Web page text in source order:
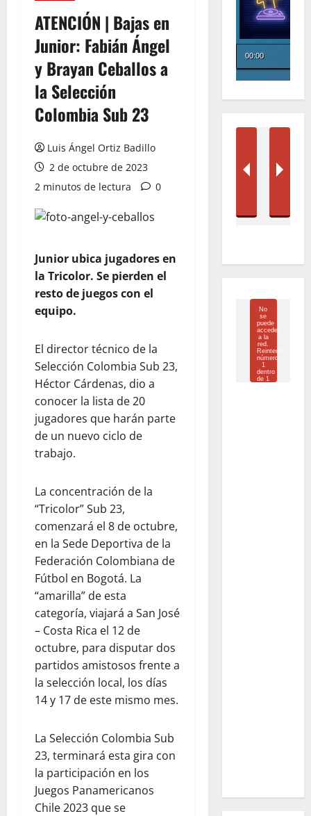
ATENCIÓN | Bajas en
Junior: Fabián Ángel
y Brayan Ceballos a
la Selección
Colombia Sub 23
Luis Ángel Ortiz Badillo
2 de octubre de 2023
2 minutos de lectura
0
Junior ubica jugadores en
la Tricolor. Se pierden el
resto de juegos con el
equipo.
El director técnico de la
Selección Colombia Sub 23,
Héctor Cárdenas, dio a
conocer la lista de 20
jugadores que harán parte
de un nuevo ciclo de
trabajo.
La concentración de la
“Tricolor” Sub 23,
comenzará el 8 de octubre,
en la Sede Deportiva de la
Federación Colombiana de
Fútbol en Bogotá. La
“amarilla” de esta
categoría, viajará a San José
– Costa Rica el 12 de
octubre, para disputar dos
partidos amistosos frente a
la selección local, los días
14 y 17 de este mismo mes.
La Selección Colombia Sub
23, terminará esta gira con
la participación en los
Juegos Panamericanos
Chile 2023 que se